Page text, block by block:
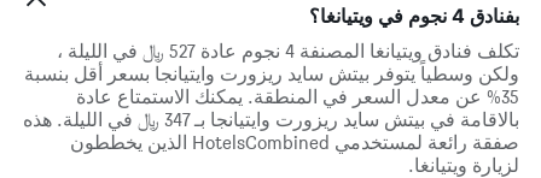
بفنادق 4 نجوم في ويتيانغا؟
تكلف فنادق ويتيانغا المصنفة 4 نجوم عادة 527 ﷼ في الليلة ،
ولكن وسطياً يتوفر بيتش سايد ريزورت وايتيانجا بسعر أقل بنسبة
35% عن معدل السعر في المنطقة. يمكنك الاستمتاع عادة
بالاقامة في بيتش سايد ريزورت وايتيانجا بـ 347 ﷼ في الليلة. هذه
صفقة رائعة لمستخدمي HotelsCombined الذين يخططون
لزيارة ويتيانغا.